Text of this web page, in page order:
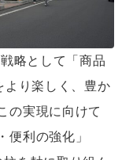
略として「商品
より楽しく、豊か
の実現に向けて
便利の強化」